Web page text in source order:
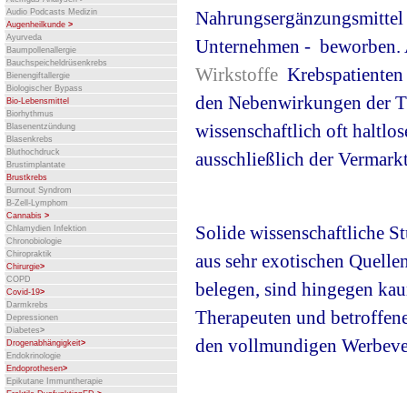
Audio Podcasts Medizin
Augenheilkunde >
Ayurveda
Baumpollenallergie
Bauchspeicheldrüsenkrebs
Bienengiftallergie
Biologischer Bypass
Bio-Lebensmittel
Biorhythmus
Blasenentzündung
Blasenkrebs
Bluthochdruck
Brustimplantate
Brustkrebs
Burnout Syndrom
B-Zell-Lymphom
Cannabis >
Chlamydien Infektion
Chronobiologie
Chiropraktik
Chirurgie>
COPD
Covid-19>
Darmkrebs
Depressionen
Diabetes>
Drogenabhängigkeit>
Endokrinologie
Endoprothesen>
Epikutane Immuntherapie
Unternehmen -
Wirkstoffe
den Nebenwirkungen der
wissenschaftlich oft
ausschließlich der
Solide wissenschaftliche
aus sehr exotischen
belegen, sind hingegen
Therapeuten und
den vollmundigen